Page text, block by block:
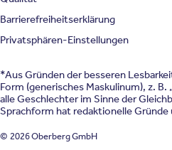
Barrierefreiheitserklärung
Privatsphären-Einstellungen
*Aus Gründen der besseren
Form (generisches Maskulinum), z.
alle Geschlechter im Sinne der
Sprachform hat redaktionelle
© 2026 Oberberg GmbH